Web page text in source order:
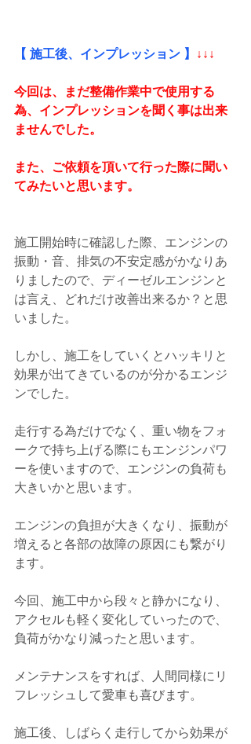
【 施工後、インプレッション 】 ↓↓↓
今回は、まだ整備作業中で使用する
為、インプレッションを聞く事は出来
ませんでした。
また、ご依頼を頂いて行った際に聞い
てみたいと思います。
施工開始時に確認した際、エンジンの
振動・音、排気の不安定感がかなりあ
りましたので、ディーゼルエンジンと
は言え、どれだけ改善出来るか？と思
いました。
しかし、施工をしていくとハッキリと
効果が出てきているのが分かるエンジ
ンでした。
走行する為だけでなく、重い物をフォ
ークで持ち上げる際にもエンジンパワ
ーを使いますので、エンジンの負荷も
大きいかと思います。
エンジンの負担が大きくなり、振動が
増えると各部の故障の原因にも繋がり
ます。
今回、施工中から段々と静かになり、
アクセルも軽く変化していったので、
負荷がかなり減ったと思います。
メンテナンスをすれば、人間同様にリ
フレッシュして愛車も喜びます。
施工後、しばらく走行してから効果が